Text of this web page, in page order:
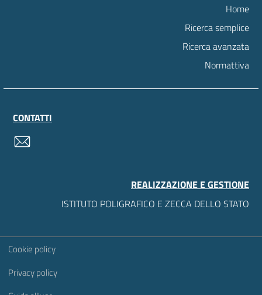
Home
Ricerca semplice
Ricerca avanzata
Normattiva
CONTATTI
REALIZZAZIONE E GESTIONE
ISTITUTO POLIGRAFICO E ZECCA DELLO STATO
Sezione Link Utili
Cookie policy
Privacy policy